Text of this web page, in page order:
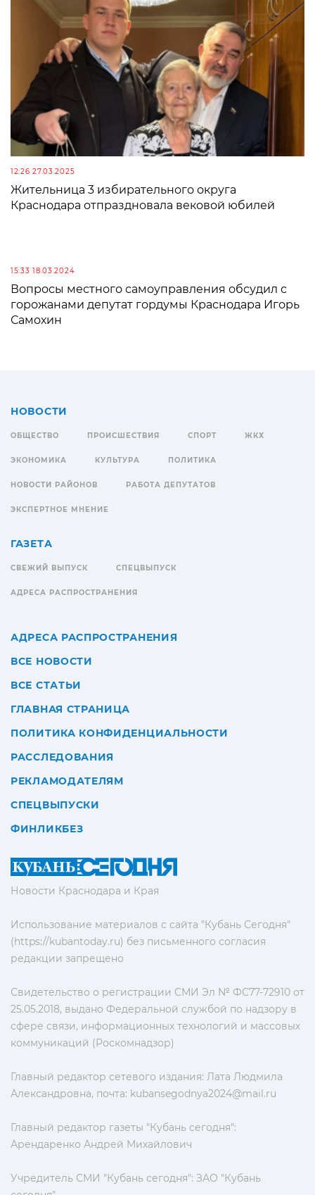
12:26 27.03.2025
Жительница 3 избирательного округа
Краснодара отпраздновала вековой юбилей
15:33 18.03.2024
Вопросы местного самоуправления обсудил с
горожанами депутат гордумы Краснодара Игорь
Самохин
Новости Краснодара и Края
Использование материалов с сайта "Кубань Сегодня"
(https://kubantoday.ru) без письменного согласия
редакции запрещено
Свидетельство о регистрации СМИ Эл № ФС77-72910 от
25.05.2018, выдано Федеральной службой по надзору в
сфере связи, информационных технологий и массовых
коммуникаций (Роскомнадзор)
Главный редактор сетевого издания: Лата Людмила
Александровна, почта: kubansegodnya2024@mail.ru
Главный редактор газеты "Кубань сегодня":
Арендаренко Андрей Михайлович
Учредитель СМИ "Кубань сегодня": ЗАО "Кубань
НОВОСТИ
ОБЩЕСТВО ПРОИСШЕСТВИЯ СПОРТ ЖКХ
ЭКОНОМИКА КУЛЬТУРА ПОЛИТИКА
НОВОСТИ РАЙОНОВ РАБОТА ДЕПУТАТОВ
ЭКСПЕРТНОЕ МНЕНИЕ
ГАЗЕТА
СВЕЖИЙ ВЫПУСК СПЕЦВЫПУСК
АДРЕСА РАСПРОСТРАНЕНИЯ
АДРЕСА РАСПРОСТРАНЕНИЯ
ВСЕ НОВОСТИ
ВСЕ СТАТЬИ
ГЛАВНАЯ СТРАНИЦА
ПОЛИТИКА КОНФИДЕНЦИАЛЬНОСТИ
РАССЛЕДОВАНИЯ
РЕКЛАМОДАТЕЛЯМ
СПЕЦВЫПУСКИ
ФИНЛИКБЕЗ